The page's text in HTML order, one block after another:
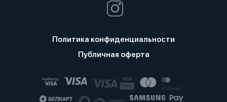
Политика конфиденциальности
Публичная оферта